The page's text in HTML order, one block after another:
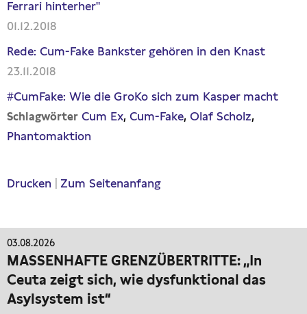
Ferrari hinterher"
01.12.2018
Rede: Cum-Fake Bankster gehören in den Knast
23.11.2018
#CumFake: Wie die GroKo sich zum Kasper macht
Schlagwörter Cum Ex Cum-Fake Olaf Scholz
Phantomaktion
Drucken Zum Seitenanfang
03.08.2026
MASSENHAFTE GRENZÜBERTRITTE: „In
Ceuta zeigt sich, wie dysfunktional das
Asylsystem ist“